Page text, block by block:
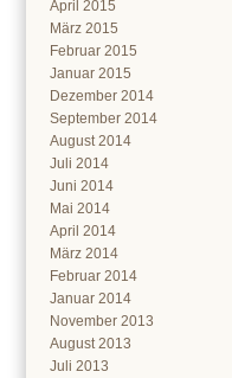
April 2015
März 2015
Februar 2015
Januar 2015
Dezember 2014
September 2014
August 2014
Juli 2014
Juni 2014
Mai 2014
April 2014
März 2014
Februar 2014
Januar 2014
November 2013
August 2013
Juli 2013